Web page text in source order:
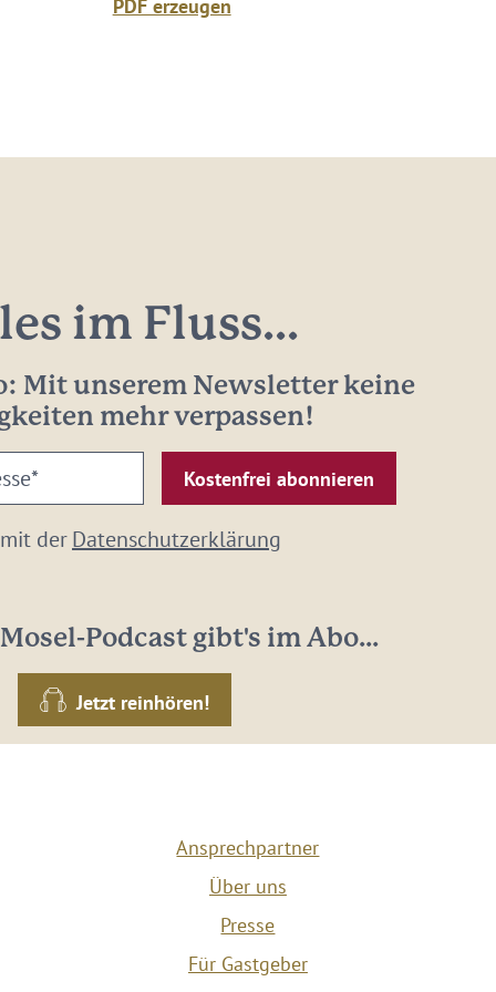
PDF erzeugen
im Fluss...
Mit unserem Newsletter keine
mehr verpassen!
derDatenschutzerklärung
Podcast gibt's im Abo...
Jetzt reinhören!
Ansprechpartner
Über uns
Presse
Für Gastgeber